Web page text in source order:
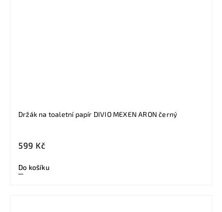
Držák na toaletní papír DIVIO MEXEN ARON černý
599 Kč
Do košíku